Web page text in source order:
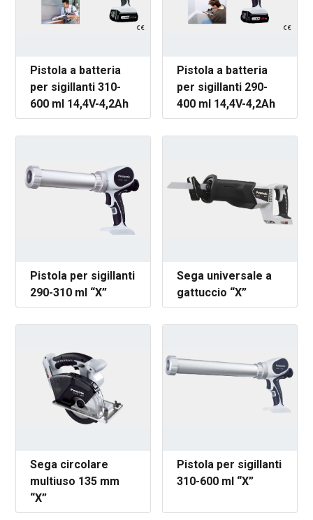
Pistola a batteria
per sigillanti 310-
600 ml 14,4V-4,2Ah
Pistola a batteria
per sigillanti 290-
400 ml 14,4V-4,2Ah
Pistola per sigillanti
290-310 ml “X”
Sega universale a
gattuccio “X”
Sega circolare
multiuso 135 mm
“X”
Pistola per sigillanti
310-600 ml “X”